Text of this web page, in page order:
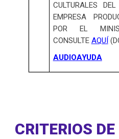
CULTURALES
EMPRESA
POR EL
CONSULTE AQUÍ
AUDIOAYUDA
CRITERIOS